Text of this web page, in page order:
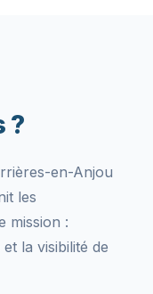
?
en-Anjou
les
mission :
la visibilité de